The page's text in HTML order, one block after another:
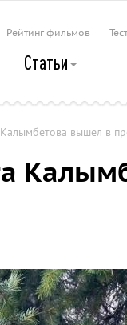
Рейтинг фильмов
Статьи
вышел в